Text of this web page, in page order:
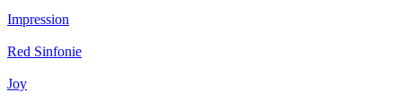
Impression
Red Sinfonie
Joy